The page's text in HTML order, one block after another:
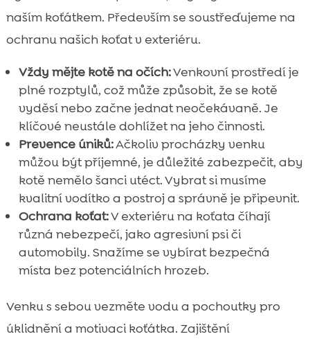
naším koťátkem. Především se soustřeďujeme na
ochranu našich koťat v exteriéru.
Vždy mějte kotě na očích:Venkovní prostředí je
plné rozptylů, což může způsobit, že se kotě
vyděsí nebo začne jednat neočekávaně. Je
klíčové neustále dohlížet na jeho činnosti.
Prevence úniků:Ačkoliv procházky venku
můžou být příjemné, je důležité zabezpečit, aby
kotě nemělo šanci utéct. Vybrat si musíme
kvalitní vodítko a postroj a správně je připevnit.
Ochrana koťat:V exteriéru na koťata číhají
různá nebezpečí, jako agresivní psi či
automobily. Snažíme se vybírat bezpečná
místa bez potenciálních hrozeb.
Venku s sebou vezměte vodu a pochoutky pro
úklidnění a motivaci koťátka. Zajištění